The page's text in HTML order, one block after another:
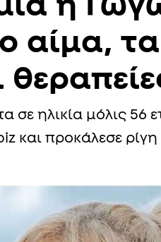
η
αίμα,
ηλικία μόλις 56
και προκάλεσε ρίγη